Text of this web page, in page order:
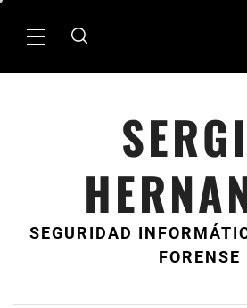
MenÃº
SEGURIDAD
FORENSE